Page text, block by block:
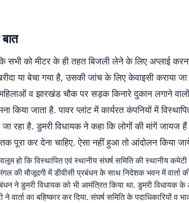
सभी को मीटर के ही तहत बिजली लेने के लिए अप्लाई
या बेचा गया है, उसकी जांच के लिए केवाइसी कराया जा
व झारखंड चौक पर सड़क किनारे दुकान लगाने
किया जाता है. पावर प्लांट में कार्यरत कंपनियों में
जा रहा है. डुमरी विधायक ने कहा कि लोगोंं की मांगें जायज
पूरा कर देना चाहिए. ऐसा नहीं हुआ तो आंदोलन किया
हो कि विस्थापित एवं स्थानीय संघर्ष समिति की स्थानीय कमेटी
की मौजूदगी में डीवीसी प्रबंधन के साथ निदेशक भवन में वार्ता
ने डुमरी विधायक को भी आमंत्रित किया था. डुमरी विधायक
वार्ता का बहिष्कार कर दिया. संघर्ष समिति के पदाधिकारियों व